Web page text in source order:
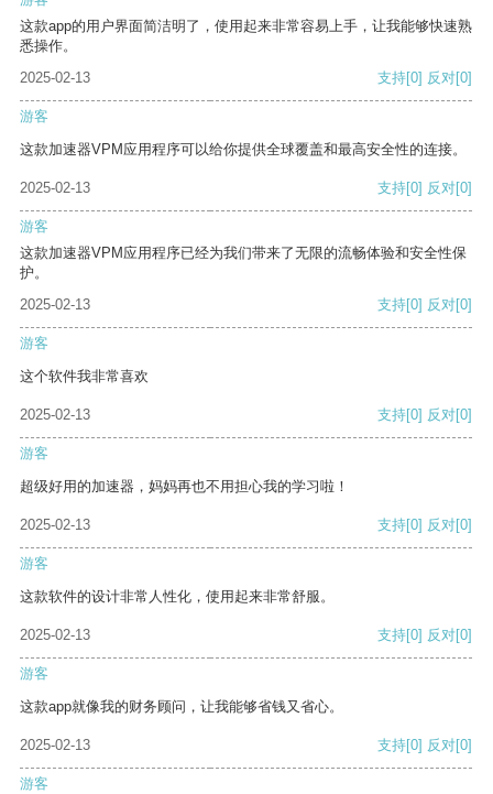
这款app的用户界面简洁明了，使用起来非常容易上手，让我能够快速熟
悉操作。
2025-02-13
支持[0] 反对[0]
游客
这款加速器VPM应用程序可以给你提供全球覆盖和最高安全性的连接。
2025-02-13 支持[0] 反对[0]
游客
这款加速器VPM应用程序已经为我们带来了无限的流畅体验和安全性保
护。
2025-02-13
支持[0] 反对[0]
游客
这个软件我非常喜欢
2025-02-13 支持[0] 反对[0]
游客
超级好用的加速器，妈妈再也不用担心我的学习啦！
2025-02-13 支持[0] 反对[0]
游客
这款软件的设计非常人性化，使用起来非常舒服。
2025-02-13 支持[0] 反对[0]
游客
这款app就像我的财务顾问，让我能够省钱又省心。
2025-02-13 支持[0] 反对[0]
游客